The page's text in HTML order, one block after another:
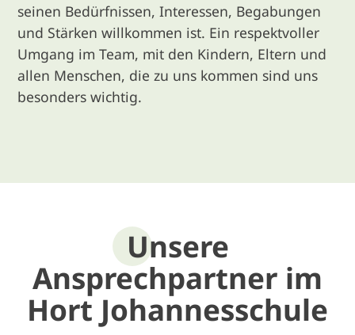
seinen Bedürfnissen, Interessen, Begabungen
und Stärken willkommen ist. Ein respektvoller
Umgang im Team, mit den Kindern, Eltern und
allen Menschen, die zu uns kommen sind uns
besonders wichtig.
Unsere
Ansprechpartner im
Hort Johannes­schule